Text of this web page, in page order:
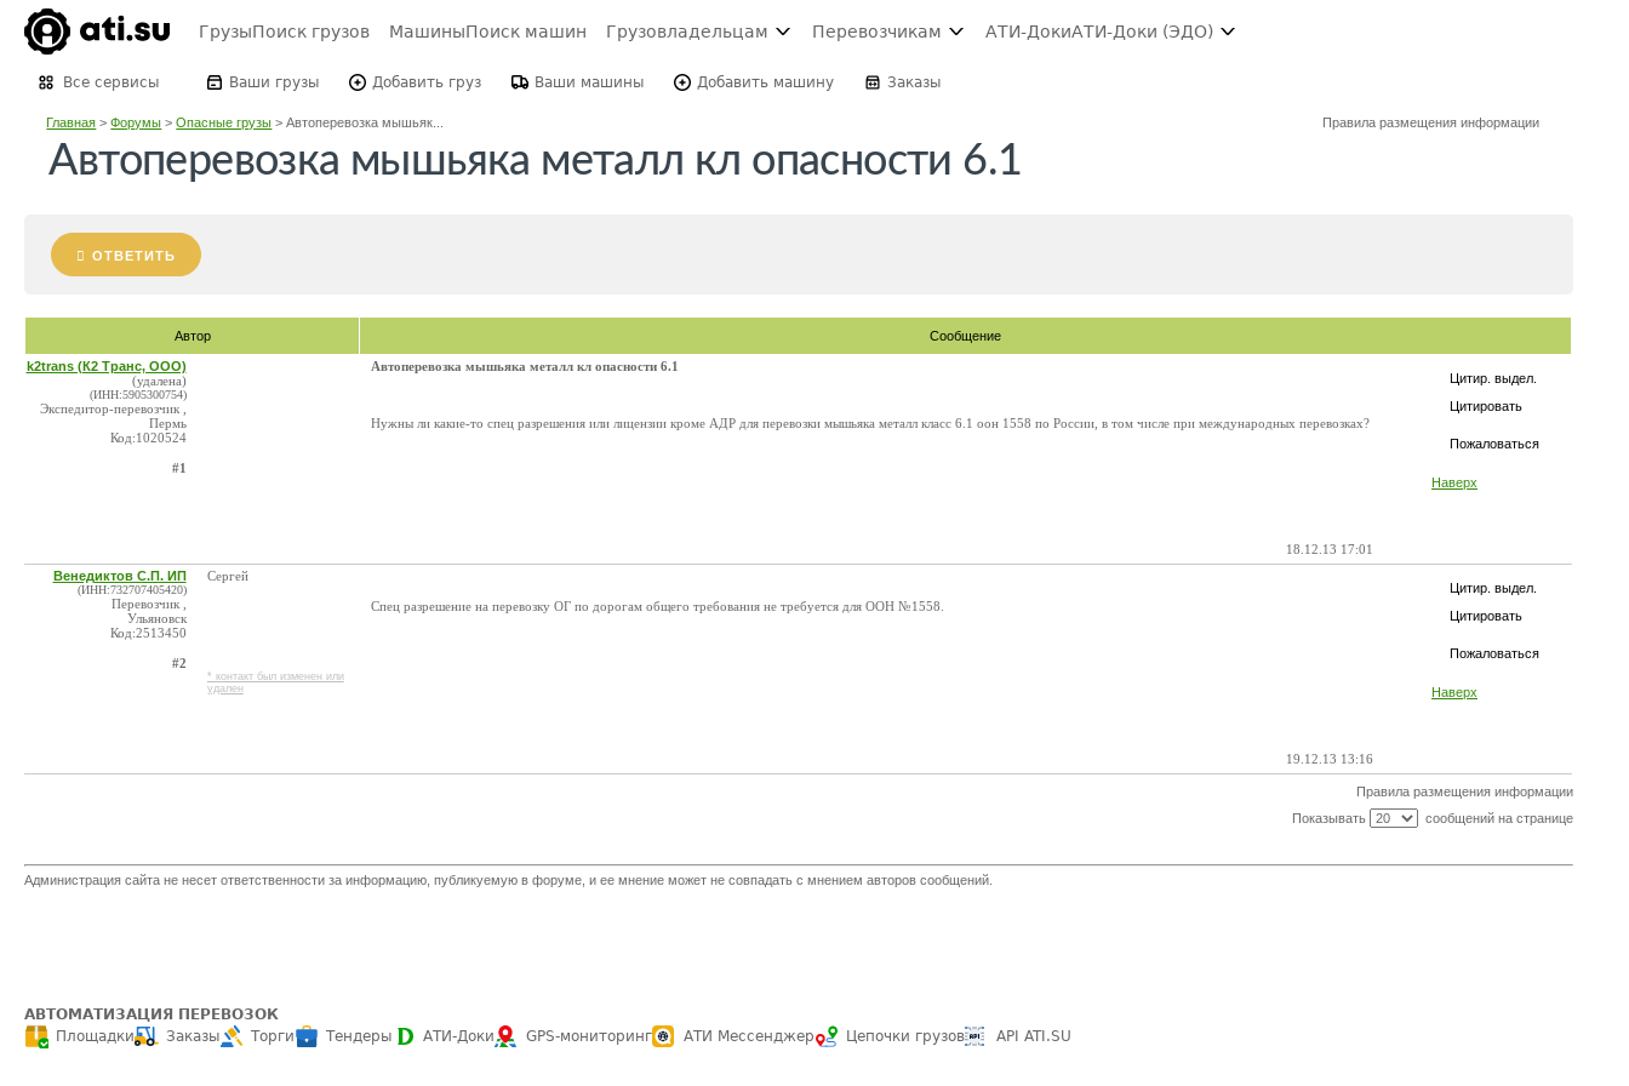
ГрузыПоиск грузов МашиныПоиск машин Грузовладельцам Перевозчикам АТИ-ДокиАТИ-Доки (ЭДО)
Все сервисы Ваши грузы Добавить груз Ваши машины Добавить машину Заказы
Главная >Форумы >Опасные грузы >Автоперевозка мышьяк... Правила размещения информации
Автоперевозка мышьяка металл кл опасности 6.1
ОТВЕТИТЬ
Автор Сообщение
Цитир. выдел.
Цитировать
Пожаловаться
Наверх
k2trans (К2 Транс, ООО)
(удалена)
(ИНН:5905300754)
Экспедитор-перевозчик ,
Пермь
Код:1020524
#1
Автоперевозка мышьяка металл кл опасности 6.1
Нужны ли какие-то спец разрешения или лицензии кроме АДР для перевозки мышьяка металл класс 6.1 оон 1558 по России, в том числе при международных перевозках?
18.12.13 17:01
Цитир. выдел.
Цитировать
Пожаловаться
Наверх
Венедиктов С.П. ИП
(ИНН:732707405420)
Перевозчик ,
Ульяновск
Код:2513450
#2
Сергей
* контакт был изменен или
удален
Спец разрешение на перевозку ОГ по дорогам общего требования не требуется для ООН №1558.
19.12.13 13:16
Правила размещения информации
Показывать
сообщений на странице
Администрация сайта не несет ответственности за информацию, публикуемую в форуме, и ее мнение может не совпадать с мнением авторов сообщений.
АВТОМАТИЗАЦИЯ ПЕРЕВОЗОК
Площадки
Заказы Торги Тендеры АТИ-Доки GPS-мониторинг АТИ Мессенджер Цепочки грузов API ATI.SU